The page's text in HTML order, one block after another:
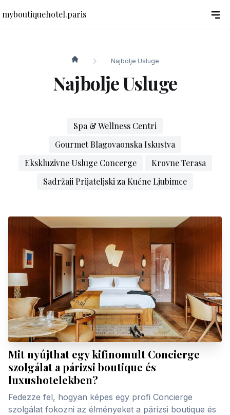
myboutiquehotel.paris
myboutiquehotel.paris
Najbolje Usluge
Najbolje Usluge
Spa & Wellness Centri
Gourmet Blagovaonska Iskustva
Ekskluzivne Usluge Concerge
Krovne Terasa
Sadržaji Prijateljski za Kućne Ljubimce
Mit nyújthat egy kifinomult Concierge
szolgálat a párizsi boutique és
luxushotelekben?
Fedezze fel, hogyan képes egy profi Concierge
szolgálat fokozni az élményeket a párizsi boutique és